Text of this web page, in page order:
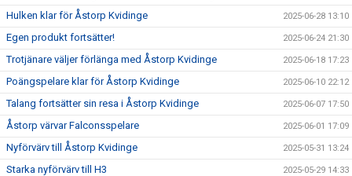
Hulken klar för Åstorp Kvidinge 2025-06-28 13:10
Egen produkt fortsätter! 2025-06-24 21:30
Trotjänare väljer förlänga med Åstorp Kvidinge 2025-06-18 17:23
Poängspelare klar för Åstorp Kvidinge 2025-06-10 22:12
Talang fortsätter sin resa i Åstorp Kvidinge 2025-06-07 17:50
Åstorp värvar Falconsspelare 2025-06-01 17:09
Nyförvärv till Åstorp Kvidinge 2025-05-31 13:24
Starka nyförvärv till H3 2025-05-29 14:33